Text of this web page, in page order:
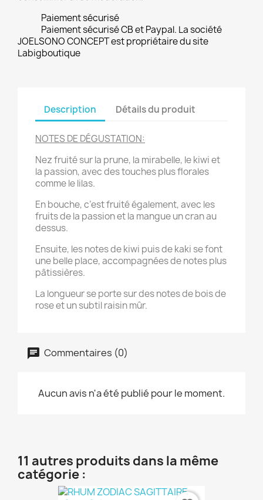
Paiement sécurisé
Paiement sécurisé CB et Paypal. La société
JOELSONO CONCEPT est propriétaire du site
Labigboutique
Description Détails du produit
NOTES DE DÉGUSTATION:
Nez fruité sur la prune, la mirabelle, le kiwi et
la passion, avec des touches plus florales
comme le lilas.
En bouche, c’est fruité également, avec les
fruits de la passion et la mangue un cran au
dessus.
Ensuite, les notes de kiwi puis de kaki se font
une belle place, accompagnées de notes plus
pâtissières.
La longueur se porte sur des notes de bois de
rose et un subtil raisin mûr.
Commentaires (0)
Aucun avis n'a été publié pour le moment.
11 autres produits dans la même
catégorie :